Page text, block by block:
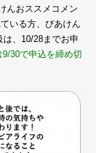
んおススメコメン
いる方、びあけん
、10/28までお申
30で申込を締め切